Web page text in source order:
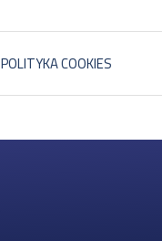
POLITYKA COOKIES